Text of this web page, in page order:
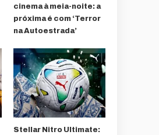
cinema à meia-noite: a
próxima é com ‘Terror
na Autoestrada’
Stellar Nitro Ultimate: